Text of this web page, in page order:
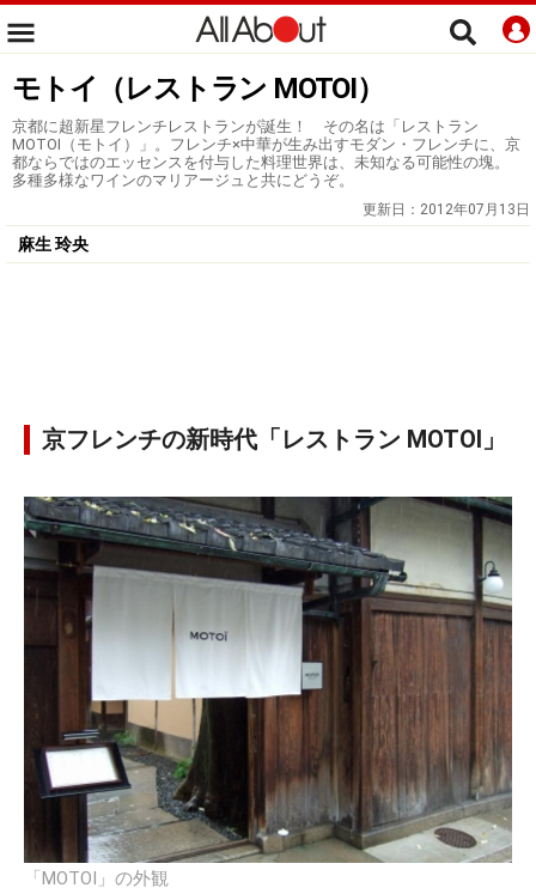
モトイ（レストラン MOTOI）
京都に超新星フレンチレストランが誕生！ その名は「レストラン
MOTOI（モトイ）」。フレンチ×中華が生み出すモダン・フレンチに、京
都ならではのエッセンスを付与した料理世界は、未知なる可能性の塊。
多種多様なワインのマリアージュと共にどうぞ。
更新日： 2012年07月13日
麻生 玲央
京フレンチの新時代「レストラン MOTOI」
「MOTOI」の外観